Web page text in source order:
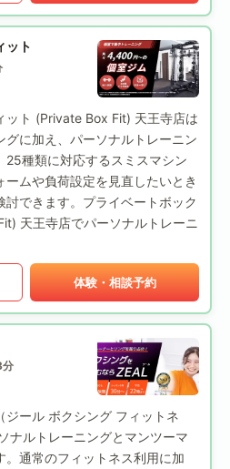
ット
ット (Private Box Fit) 天王寺店は
に加え、パーソナルトレーニン
25種類に対応するスミスマシン
ムや負荷設定を見直したいとき
討できます。プライベートボック
天王寺店でパーソナルトレーニ
体験・相談予約
分
ジール ボクシング フィットネ
ナルトレーニングとマンツーマ
。通常のフィットネス利用に加